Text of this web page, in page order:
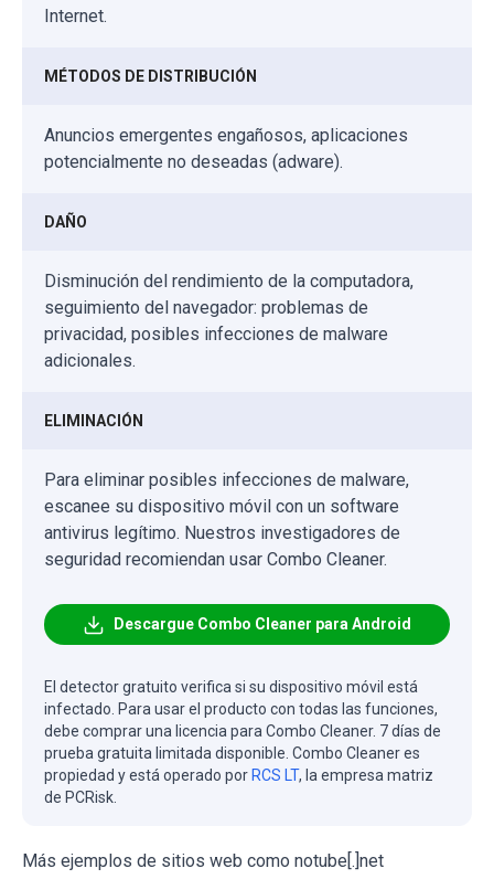
Internet.
MÉTODOS DE DISTRIBUCIÓN
Anuncios emergentes engañosos, aplicaciones
potencialmente no deseadas (adware).
DAÑO
Disminución del rendimiento de la computadora,
seguimiento del navegador: problemas de
privacidad, posibles infecciones de malware
adicionales.
ELIMINACIÓN
Para eliminar posibles infecciones de malware,
escanee su dispositivo móvil con un software
antivirus legítimo. Nuestros investigadores de
seguridad recomiendan usar Combo Cleaner.
Descargue Combo Cleaner para Android
El detector gratuito verifica si su dispositivo móvil está
infectado. Para usar el producto con todas las funciones,
debe comprar una licencia para Combo Cleaner. 7 días de
prueba gratuita limitada disponible. Combo Cleaner es
propiedad y está operado por RCS LT, la empresa matriz
de PCRisk.
Más ejemplos de sitios web como notube[.]net